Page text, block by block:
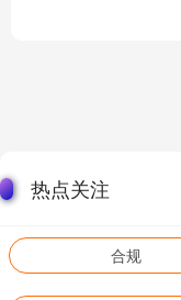
热点关注
合规